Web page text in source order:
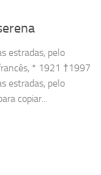
estradas, pelo
* 1921 †1997
estradas, pelo
copiar...